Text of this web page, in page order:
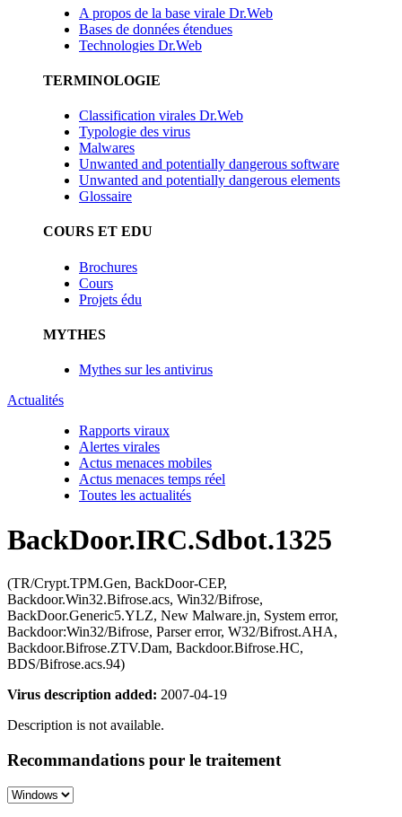
A propos de la base virale Dr.Web
Bases de données étendues
Technologies Dr.Web
TERMINOLOGIE
Classification virales Dr.Web
Typologie des virus
Malwares
Unwanted and potentially dangerous software
Unwanted and potentially dangerous elements
Glossaire
COURS ET EDU
Brochures
Cours
Projets édu
MYTHES
Mythes sur les antivirus
Actualités
Rapports viraux
Alertes virales
Actus menaces mobiles
Actus menaces temps réel
Toutes les actualités
BackDoor.IRC.Sdbot.1325
(TR/Crypt.TPM.Gen, BackDoor-CEP,
Backdoor.Win32.Bifrose.acs, Win32/Bifrose,
BackDoor.Generic5.YLZ, New Malware.jn, System error,
Backdoor:Win32/Bifrose, Parser error, W32/Bifrost.AHA,
Backdoor.Bifrose.ZTV.Dam, Backdoor.Bifrose.HC,
BDS/Bifrose.acs.94)
Virus description added: 2007-04-19
Description is not available.
Recommandations pour le traitement